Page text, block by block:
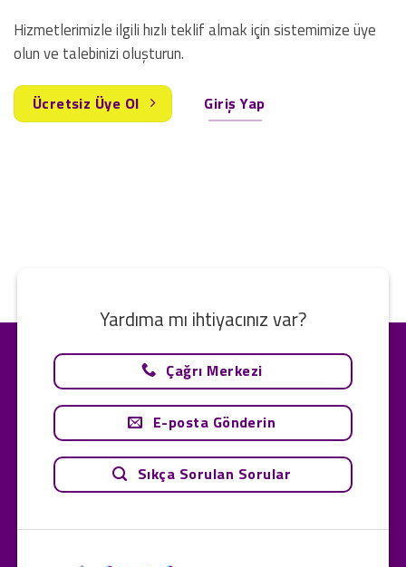
Hizmetlerimizle ilgili hızlı teklif almak için sistemimize üye
olun ve talebinizi oluşturun.
Ücretsiz Üye Ol Giriş Yap
Yardıma mı ihtiyacınız var?
Çağrı Merkezi
E-posta Gönderin
Sıkça Sorulan Sorular